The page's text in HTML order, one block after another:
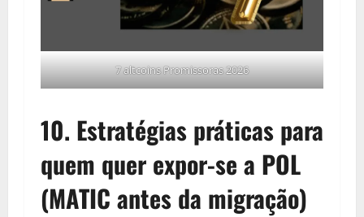
7 altcoins Promissoras 2026
10. Estratégias práticas para
quem quer expor-se a POL
(MATIC antes da migração)